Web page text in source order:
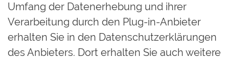
Umfang der Datenerhebung und ihrer
Verarbeitung durch den Plug-in-Anbieter
erhalten Sie in den Datenschutzerklärungen
des Anbieters. Dort erhalten Sie auch weitere